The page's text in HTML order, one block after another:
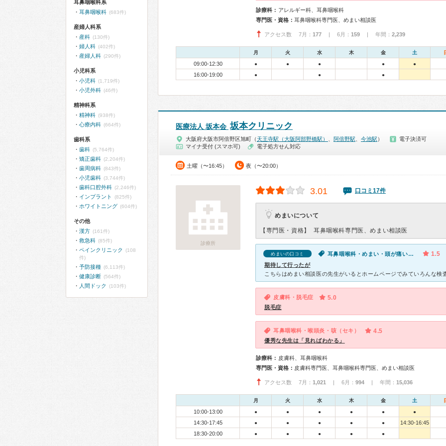
診療科： アレルギー科、耳鼻咽喉科
専門医・資格： 耳鼻咽喉科専門医、めまい相談医
アクセス数 7月： 177 | 6月： 159 | 年間： 2,239
月 火 水 木 金 土
09:00-12:30 ● ● ● ● ●
16:00-19:00 ● ● ●
医療法人 坂本会 坂本クリニック
大阪府大阪市阿倍野区旭町（ 天王寺駅（大阪阿部野橋駅） 阿倍野駅 今池駅 ）
電子決済可
マイナ受付 (スマホ可)
電子処方せん対応
土曜（〜16:45） 夜（〜20:00）
診療所
3.01 口コミ17件
めまいについて
【専門医・資格】 耳鼻咽喉科専門医、めまい相談医
めまいの口コミ 耳鼻咽喉科・めまい・頭が痛い・めまい 1.5
期待して行ったが
皮膚科・脱毛症 5.0
脱毛症
耳鼻咽喉科・喉頭炎・咳（セキ） 4.5
優秀な先生は「見ればわかる」
診療科： 皮膚科、耳鼻咽喉科
専門医・資格： 皮膚科専門医、耳鼻咽喉科専門医、めまい相談医
アクセス数 7月： 1,021 | 6月： 994 | 年間： 15,036
月 火 水 木 金 土
10:00-13:00 ● ● ● ● ● ●
14:30-17:45 ● ● ● ● ●
14:30-16:45
18:30-20:00
● ● ● ● ●
耳鼻咽喉科系
耳鼻咽喉科 (683件)
産婦人科系
産科 (130件)
婦人科 (402件)
産婦人科 (290件)
小児科系
小児科 (1,719件)
小児外科 (46件)
精神科系
精神科 (938件)
心療内科 (664件)
歯科系
歯科 (5,764件)
矯正歯科 (2,204件)
歯周病科 (843件)
小児歯科 (3,744件)
歯科口腔外科 (2,246件)
インプラント (825件)
ホワイトニング (604件)
その他
漢方 (161件)
救急科 (85件)
ペインクリニック
(108
件)
予防接種 (6,113件)
健康診断 (564件)
人間ドック (103件)